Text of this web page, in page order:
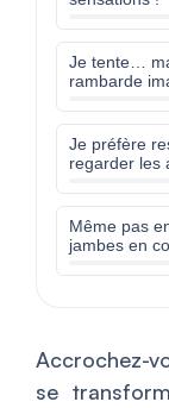
Je tente…
rambarde
Je préfère
regarder les
Même pas
jambes en
Accrochez-
se